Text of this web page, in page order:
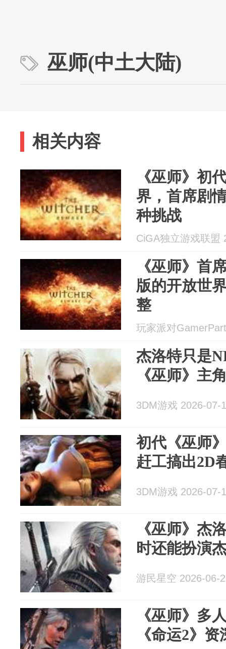
巫师(中土大陆)
相关内容
《巫师》初
界，首席剧
种挑战
CiGA独立游戏联盟
《巫师》首
版的开放世
整
玩家派对
杰洛特只是
《巫师》主
3DM游戏 2026-07-
初代《巫师
赶工搞出2D
3DM游戏 2026-07-
《巫师》杰
时还能扮演
游民星空 2026-06-
《巫师》多
《命运2》